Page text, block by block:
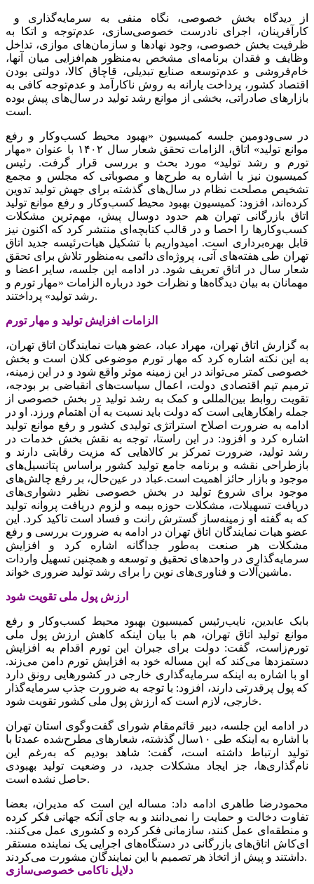
کارآفرینان، اجرای نادرست خصوصی‌‌‌سازی، عدم‌توجه و اتکا به
ظرفیت بخش خصوصی، وجود نهادها و سازمان‌های موازی، تداخل
وظایف و فقدان برنامه‌ای مشخص به‌منظور هم‌افزایی میان آنها،
خام‌‌‌فروشی و عدم‌توسعه صنایع تبدیلی، قاچاق کالا، دولتی بودن
اقتصاد کشور، پرداخت یارانه به روش ناکارآمد و عدم‌توجه کافی به
بازارهای صادراتی، بخشی از موانع رشد تولید در سال‌های پیش بوده
است.
در سی‌‌‌‌ودومین جلسه کمیسیون «بهبود محیط کسب‌وکار و رفع
موانع تولید» اتاق، الزامات تحقق شعار سال ۱۴۰۲ با عنوان «مهار
تورم و رشد تولید» مورد بحث و بررسی قرار گرفت. رئیس
کمیسیون نیز با اشاره به طرح‌‌‌ها و مصوباتی که مجلس و مجمع
تشخیص مصلحت نظام در سال‌های گذشته برای جهش تولید تدوین
کرده‌‌‌اند، افزود: کمیسیون بهبود محیط ‌‌‌‌‌‌کسب‌وکار و رفع موانع تولید
اتاق بازرگانی تهران هم حدود دوسال پیش، مهم‌ترین مشکلات
کسب‌وکارها را احصا و در قالب کتابچه‌‌‌ای منتشر کرد که اکنون نیز
قابل بهره‌‌‌برداری است. امیدواریم با تشکیل هیات‌رئیسه جدید اتاق
تهران طی هفته‌‌‌های آتی، پروژه‌‌‌ای دائمی به‌منظور تلاش برای تحقق
شعار سال در اتاق تعریف شود. در ادامه این جلسه، سایر اعضا و
مهمانان به بیان دیدگاه‌ها و نظرات خود درباره الزامات «مهار تورم و
رشد تولید» پرداختند.
الزامات افزایش تولید و مهار تورم
به گزارش اتاق تهران، مهراد عباد، عضو هیات نمایندگان اتاق تهران،
به این نکته اشاره کرد که مهار تورم موضوعی کلان است و بخش
خصوصی کمتر می‌‌‌تواند در این زمینه موثر واقع شود و در این زمینه،
ترمیم تیم اقتصادی دولت، اعمال سیاست‌‌‌های انقباضی بر بودجه،
تقویت روابط بین‌المللی و کمک به رشد تولید در بخش خصوصی از
جمله راهکارهایی است که دولت باید نسبت به آن اهتمام ورزد. او در
ادامه به ضرورت اصلاح استراتژی تولیدی کشور و رفع موانع تولید
اشاره کرد و افزود: در این راستا، توجه به نقش بخش خدمات در
رشد تولید، ضرورت تمرکز بر کالاهایی که مزیت رقابتی دارند و
بازطراحی نقشه و برنامه جامع تولید کشور براساس پتانسیل‌‌‌های
موجود و بازار حائز اهمیت است.عباد در عین‌‌‌حال، بر رفع چالش‌های
موجود برای شروع تولید در بخش‌‌‌ خصوصی نظیر دشواری‌‌‌های
دریافت تسهیلات، مشکلات حوزه بیمه و لزوم دریافت پروانه تولید
که به گفته او زمینه‌‌‌ساز گسترش رانت و فساد است تاکید کرد. این
عضو هیات نمایندگان اتاق تهران در ادامه به ضرورت بررسی و رفع
مشکلات هر صنعت به‌طور جداگانه اشاره کرد و افزایش
سرمایه‌گذاری در واحدهای تحقیق و توسعه و همچنین تسهیل واردات
ماشین‌آلات و فناوری‌های نوین را برای رشد تولید ضروری خواند.
ارزش پول ملی تقویت شود
بابک عابدین، نایب‌‌‌رئیس کمیسیون بهبود محیط ‌‌‌‌‌‌کسب‌وکار و رفع
موانع تولید اتاق تهران، هم با بیان اینکه کاهش ارزش پول ملی
تورم‌‌‌زاست، گفت: دولت برای جبران این تورم اقدام به افزایش
دستمزدها می‌کند که این مساله خود به افزایش تورم دامن می‌‌‌زند.
او با اشاره به اینکه سرمایه‌گذاری خارجی در کشورهایی رونق دارد
که پول پرقدرتی دارند، افزود: با توجه به ضرورت جذب سرمایه‌گذار
خارجی، لازم است که ارزش پول ملی کشور تقویت شود.
در ادامه این جلسه، دبیر قائم‌‌‌مقام شورای گفت‌‌‌وگوی استان تهران
با اشاره به اینکه طی ۱۰سال گذشته، شعارهای مطرح‌شده عمدتا با
تولید ارتباط داشته است، گفت: شاهد بودیم که به‌رغم این
نام‌گذاری‌‌‌ها، جز ایجاد مشکلات جدید، در وضعیت تولید بهبودی
حاصل نشده است.
محمودرضا طاهری ادامه داد: مساله این است که مدیران، بعضا
تفاوت دخالت و حمایت را نمی‌‌‌دانند و به جای آنکه جهانی فکر کرده
و منطقه‌‌‌ای عمل کنند، سازمانی فکر کرده و کشوری عمل می‌کنند.
‌ای‌کاش اتاق‌‌‌های بازرگانی در دستگاه‌‌‌های اجرایی یک نماینده مستقر
داشتند و پیش از اتخاذ هر تصمیم با این نمایندگان مشورت می‌‌‌کردند.
دلایل ناکامی خصوصی‌‌‌سازی